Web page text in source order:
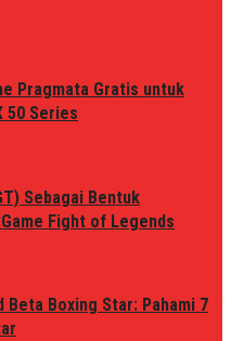
Pragmata Gratis untuk
50 Series
Sebagai Bentuk
Fight of Legends
Beta Boxing Star: Pahami 7